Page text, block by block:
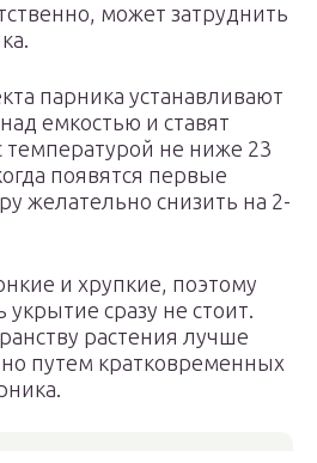
может затруднить
парника устанавливают
емкостью и ставят
температурой не ниже 23
появятся первые
желательно снизить на 2-
и хрупкие, поэтому
сразу не стоит.
растения лучше
путем кратковременных